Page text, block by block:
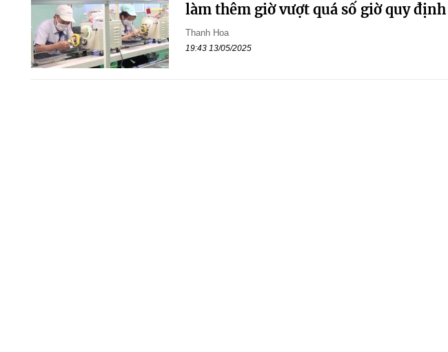
làm thêm giờ vượt quá số giờ quy định
Thanh Hoa
19:43 13/05/2025